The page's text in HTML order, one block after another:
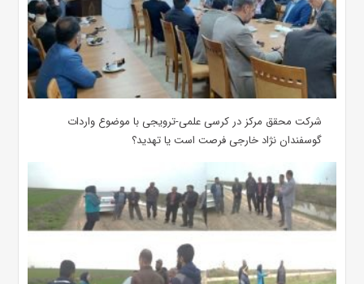
شرکت محقق مرکز در کرسی علمی-ترویجی با موضوع واردات
گوسفندان نژاد خارجی فرصت است یا تهدید؟